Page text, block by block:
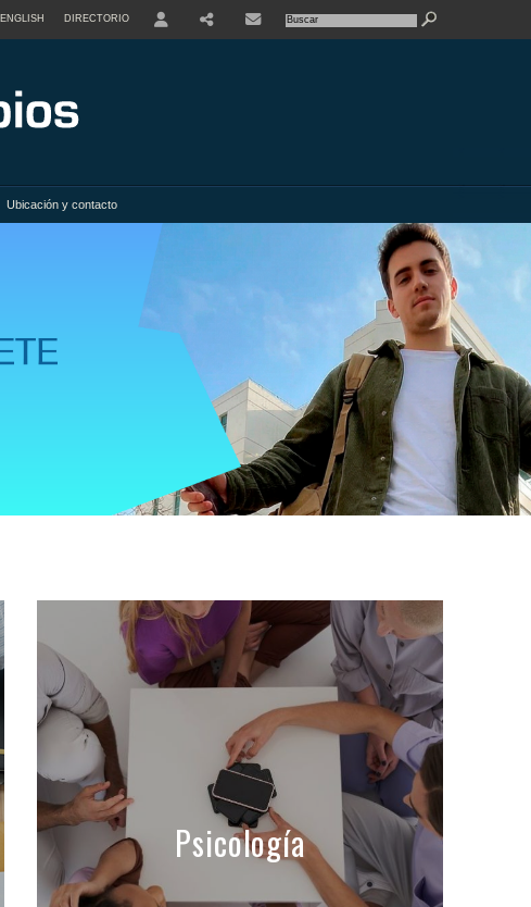
ENGLISH DIRECTORIO
Ubicación y contacto
Psicología